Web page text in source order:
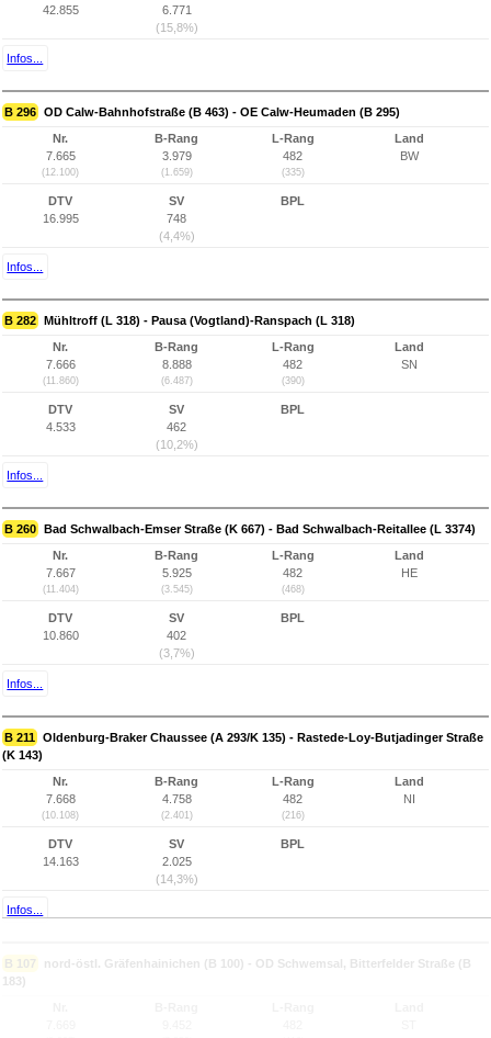
42.855
6.771
(15,8%)
Infos...
B 296 OD Calw-Bahnhofstraße (B 463) - OE Calw-Heumaden (B 295)
Nr.
7.665
(12.100)
B-Rang
3.979
(1.659)
L-Rang
482
(335)
Land
BW
DTV
16.995
SV
748
(4,4%)
BPL
Infos...
B 282 Mühltroff (L 318) - Pausa (Vogtland)-Ranspach (L 318)
Nr.
7.666
(11.860)
B-Rang
8.888
(6.487)
L-Rang
482
(390)
Land
SN
DTV
4.533
SV
462
(10,2%)
BPL
Infos...
B 260 Bad Schwalbach-Emser Straße (K 667) - Bad Schwalbach-Reitallee (L 3374)
Nr.
7.667
(11.404)
B-Rang
5.925
(3.545)
L-Rang
482
(468)
Land
HE
DTV
10.860
SV
402
(3,7%)
BPL
Infos...
B 211 Oldenburg-Braker Chaussee (A 293/K 135) - Rastede-Loy-Butjadinger Straße
(K 143)
Nr.
7.668
(10.108)
B-Rang
4.758
(2.401)
L-Rang
482
(216)
Land
NI
DTV
14.163
SV
2.025
(14,3%)
BPL
Infos...
B 107
nord-östl. Gräfenhainichen (B 100) - OD Schwemsal, Bitterfelder Straße (B
183)